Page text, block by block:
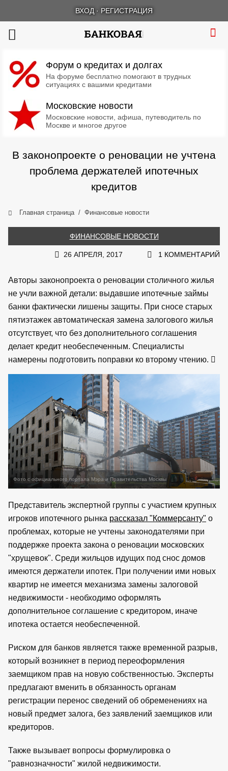
ВХОД · РЕГИСТРАЦИЯ
Форум о кредитах и долгах
На форуме бесплатно помогают в трудных
ситуациях с вашими кредитами
Московские новости
Московские новости, афиша, путеводитель по
Москве и многое другое
В законопроекте о реновации не учтена
проблема держателей ипотечных
кредитов
Главная страница Финансовые новости
ФИНАНСОВЫЕ НОВОСТИ
26 АПРЕЛЯ, 2017 1 КОММЕНТАРИЙ
Авторы законопроекта о реновации столичного жилья
не учли важной детали: выдавшие ипотечные займы
банки фактически лишены защиты. При сносе старых
пятиэтажек автоматическая замена залогового жилья
отсутствует, что без дополнительного соглашения
делает кредит необеспеченным. Специалисты
намерены подготовить поправки ко второму чтению.
Фото с официального портала Мэра и Правительства Москвы
Представитель экспертной группы с участием крупных
игроков ипотечного рынка рассказал "Коммерсанту" о
проблемах, которые не учтены законодателями при
поддержке проекта закона о реновации московских
"хрущевок". Среди жильцов идущих под снос домов
имеются держатели ипотек. При получении ими новых
квартир не имеется механизма замены залоговой
недвижимости - необходимо оформлять
дополнительное соглашение с кредитором, иначе
ипотека остается необеспеченной.
Риском для банков является также временной разрыв,
который возникнет в период переоформления
заемщиком прав на новую собственностью. Эксперты
предлагают вменить в обязанность органам
регистрации перенос сведений об обременениях на
новый предмет залога, без заявлений заемщиков или
кредиторов.
Также вызывает вопросы формулировка о
"равнозначности" жилой недвижимости.